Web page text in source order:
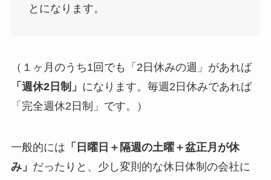
とになります。
（１ヶ月のうち1回でも「2日休みの週」があれば
「週休2日制」 になります。毎週2日休みであれば
「完全週休2日制」です。）
一般的には 「日曜日＋隔週の土曜＋盆正月が休
み」 だったりと、少し変則的な休日体制の会社に